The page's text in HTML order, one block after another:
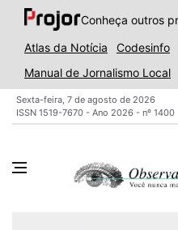
Conheça outros
Atlas da Notícia
Codesinfo
Manual de Jornalismo Local
Sexta-feira, 7 de agosto de 2026
ISSN 1519-7670 - Ano 2026 - nº 1400